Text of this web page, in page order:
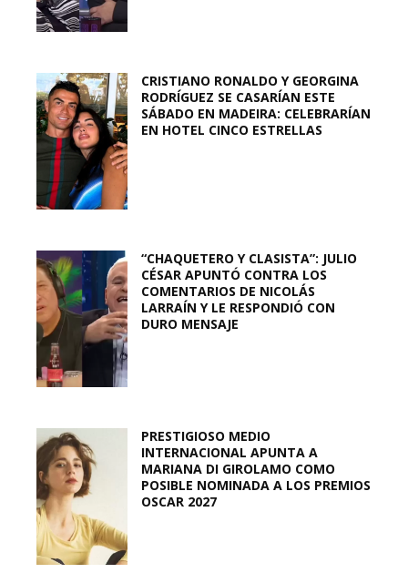
CRISTIANO RONALDO Y GEORGINA
RODRÍGUEZ SE CASARÍAN ESTE
SÁBADO EN MADEIRA: CELEBRARÍAN
EN HOTEL CINCO ESTRELLAS
“CHAQUETERO Y CLASISTA”: JULIO
CÉSAR APUNTÓ CONTRA LOS
COMENTARIOS DE NICOLÁS
LARRAÍN Y LE RESPONDIÓ CON
DURO MENSAJE
PRESTIGIOSO MEDIO
INTERNACIONAL APUNTA A
MARIANA DI GIROLAMO COMO
POSIBLE NOMINADA A LOS PREMIOS
OSCAR 2027